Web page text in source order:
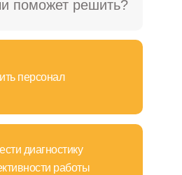
поможет решить?
персонал
диагностику
работы